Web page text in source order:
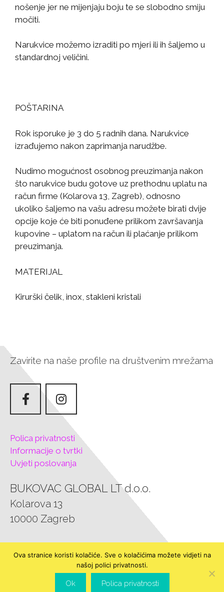
nošenje jer ne mijenjaju boju te se slobodno smiju
močiti.
Narukvice možemo izraditi po mjeri ili ih šaljemo u
standardnoj veličini.
POŠTARINA
Rok isporuke je 3 do 5 radnih dana. Narukvice
izrađujemo nakon zaprimanja narudžbe.
Nudimo mogućnost osobnog preuzimanja nakon
što narukvice budu gotove uz prethodnu uplatu na
račun firme (Kolarova 13, Zagreb), odnosno
ukoliko šaljemo na vašu adresu možete birati dvije
opcije koje će biti ponuđene prilikom završavanja
kupovine – uplatom na račun ili plaćanje prilikom
preuzimanja.
MATERIJAL
Kirurški čelik, inox, stakleni kristali
Zavirite na naše profile na društvenim mrežama
Polica privatnosti
Informacije o tvrtki
Uvjeti poslovanja
BUKOVAC GLOBAL LT d.o.o.
Kolarova 13
10000 Zagreb
Tel.: 0957303585
E-mail: bukovac.fashion.jewelry@gmail.com
Ova stranice koristi kolačiće. Sve o kolačićima možete vidjeti na
našoj polici privatnosti.
Ok Polica privatnosti